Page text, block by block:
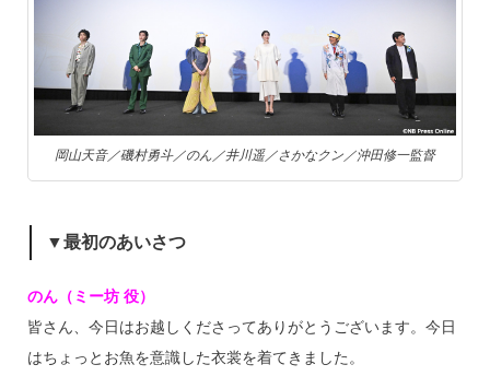
岡山天音／磯村勇斗／のん／井川遥／さかなクン／沖田修一監督
▼最初のあいさつ
のん（ミー坊 役）
皆さん、今日はお越しくださってありがとうございます。今日
はちょっとお魚を意識した衣裳を着てきました。